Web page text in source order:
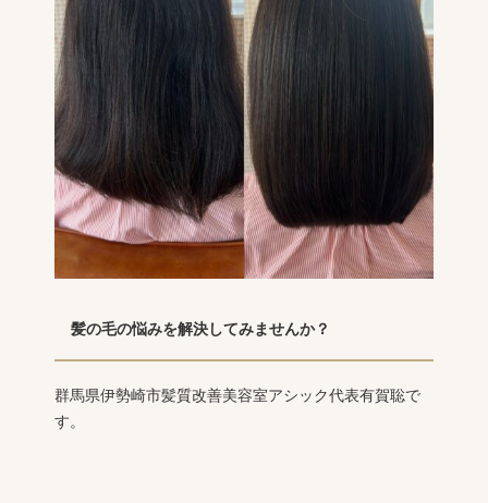
髪の毛の悩みを解決してみませんか？
群馬県伊勢崎市髪質改善美容室アシック代表有賀聡で
す。